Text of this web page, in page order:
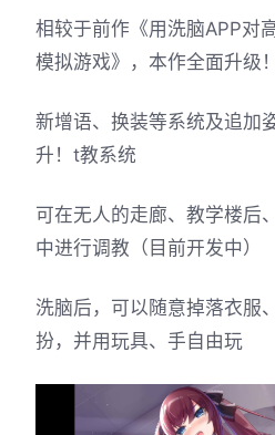
相较于前作《用洗脑APP对
模拟游戏》，本作全面升级！
新增语、换装等系统及追加
升！t教系统
可在无人的走廊、教学楼后
中进行调教（目前开发中）
洗脑后，可以随意掉落衣服
扮，并用玩具、手自由玩